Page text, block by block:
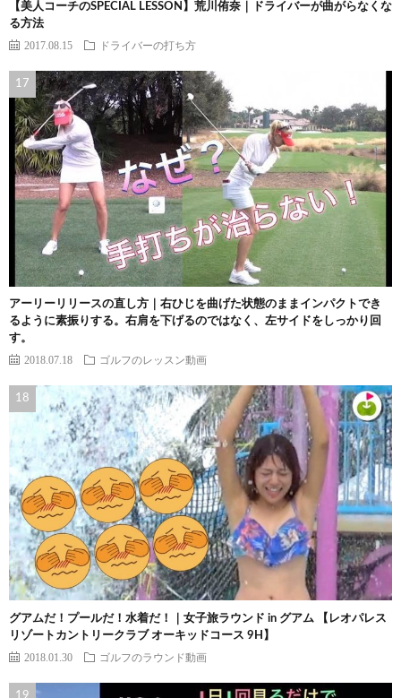
【美人コーチのSPECIAL LESSON】荒川侑奈｜ドライバーが曲がらなくな
る方法
2017.08.15 ドライバーの打ち方
アーリーリリースの直し方｜右ひじを曲げた状態のままインパクトでき
るように素振りする。右肩を下げるのではなく、左サイドをしっかり回
す。
2018.07.18 ゴルフのレッスン動画
グアムだ！プールだ！水着だ！｜女子旅ラウンド in グアム 【レオパレス
リゾートカントリークラブ オーキッドコース 9H】
2018.01.30 ゴルフのラウンド動画